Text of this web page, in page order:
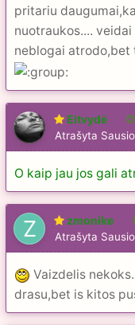
pritariu
nuotraukos....
neblogai atrodo,bet
Eitvydė
Atrašyta
O kaip jau jos gali
zmonike
Atrašyta
Vaizdelis
drasu,bet is kitos